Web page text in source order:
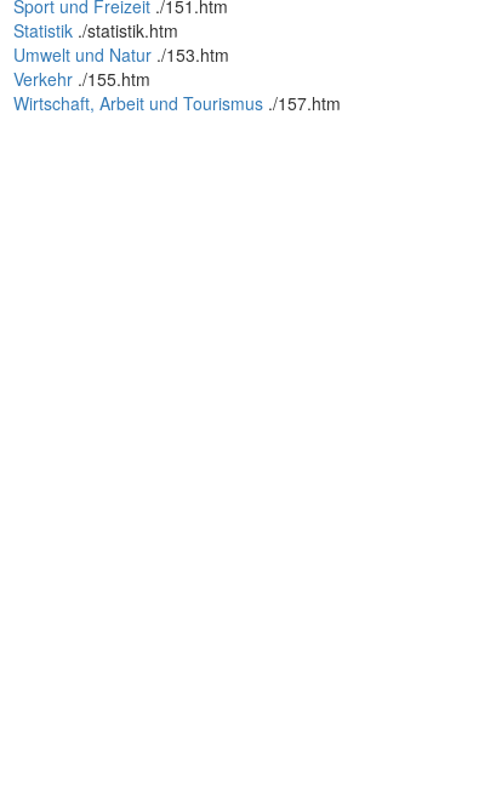
Sport und Freizeit ./151.htm
Statistik ./statistik.htm
Umwelt und Natur ./153.htm
Verkehr ./155.htm
Wirtschaft, Arbeit und Tourismus ./157.htm